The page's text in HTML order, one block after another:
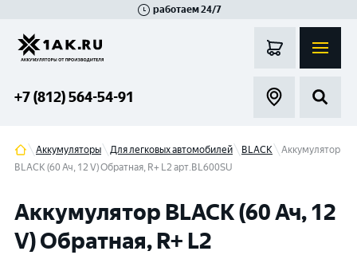
работаем 24/7
+7 (812) 564-54-91
Аккумуляторы Для легковых автомобилей BLACK
Аккумулятор
BLACK (60 Ач, 12 V) Обратная, R+ L2 арт.BL600SU
Аккумулятор BLACK (60 Ач, 12
V) Обратная, R+ L2
Гатчина